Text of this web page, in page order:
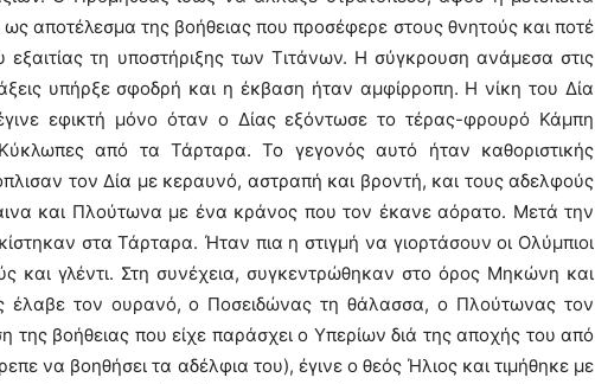
ως αποτέλεσμα της βοήθειας που προσέφερε στους θνητούς και ποτέ
εξαιτίας τη υποστήριξης των Τιτάνων. Η σύγκρουση ανάμεσα στις
υπήρξε σφοδρή και η έκβαση ήταν αμφίρροπη. Η νίκη του Δία
εφικτή μόνο όταν ο Δίας εξόντωσε το τέρας-φρουρό Κάμπη
από τα Τάρταρα. Το γεγονός αυτό ήταν καθοριστικής
τον Δία με κεραυνό, αστραπή και βροντή, και τους αδελφούς
και Πλούτωνα με ένα κράνος που τον έκανε αόρατο. Μετά την
στα Τάρταρα. Ήταν πια η στιγμή να γιορτάσουν οι Ολύμπιοι
και γλέντι. Στη συνέχεια, συγκεντρώθηκαν στο όρος Μηκώνη και
έλαβε τον ουρανό, ο Ποσειδώνας τη θάλασσα, ο Πλούτωνας τον
βοήθειας που είχε παράσχει ο Υπερίων διά της αποχής του από
να βοηθήσει τα αδέλφια του), έγινε ο θεός Ήλιος και τιμήθηκε με